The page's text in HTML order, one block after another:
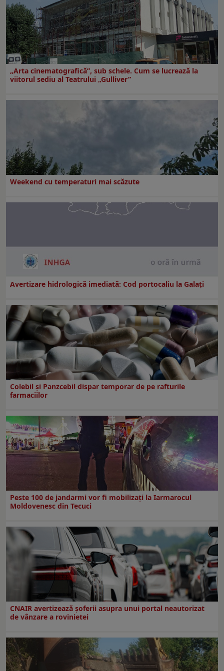
„Arta cinematografică”, sub schele. Cum se lucrează la
viitorul sediu al Teatrului „Gulliver”
Weekend cu temperaturi mai scăzute
Avertizare hidrologică imediată: Cod portocaliu la Galaţi
Colebil și Panzcebil dispar temporar de pe rafturile
farmaciilor
Peste 100 de jandarmi vor fi mobilizați la Iarmarocul
Moldovenesc din Tecuci
CNAIR avertizează șoferii asupra unui portal neautorizat
de vânzare a rovinietei